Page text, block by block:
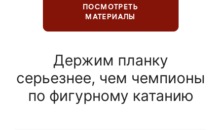
ПОСМОТРЕТЬ
МАТЕРИАЛЫ
Держим планку
серьезнее, чем чемпионы
по фигурному катанию